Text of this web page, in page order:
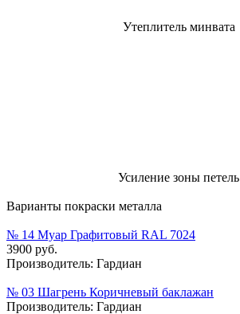
Утеплитель минвата
Усиление зоны петель
Варианты покраски металла
№ 14 Муар Графитовый RAL 7024
3900 руб.
Производитель: Гардиан
№ 03 Шагрень Коричневый баклажан
Производитель: Гардиан